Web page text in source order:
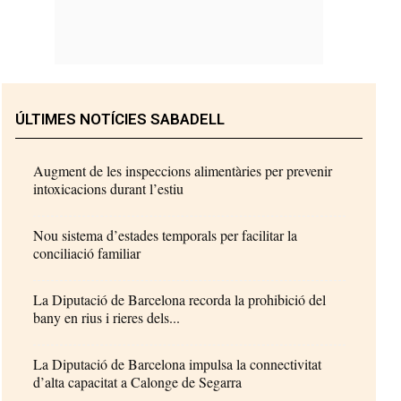
ÚLTIMES NOTÍCIES SABADELL
Augment de les inspeccions alimentàries per prevenir
intoxicacions durant l’estiu
Nou sistema d’estades temporals per facilitar la
conciliació familiar
La Diputació de Barcelona recorda la prohibició del
bany en rius i rieres dels...
La Diputació de Barcelona impulsa la connectivitat
d’alta capacitat a Calonge de Segarra